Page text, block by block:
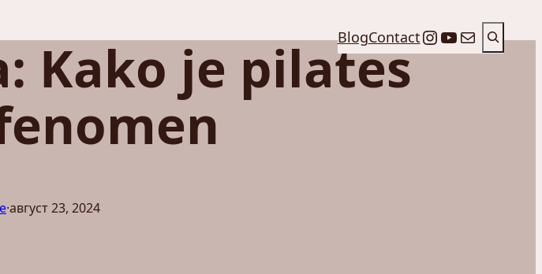
BlogContactInstagram
YouTube
MailПретрага
Kako je pilates
·август 23, 2024